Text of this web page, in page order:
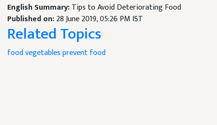
English Summary:Tips to Avoid Deteriorating Food
Published on:28 June 2019, 05:26 PM IST
Related Topics
foodvegetablesprevent food